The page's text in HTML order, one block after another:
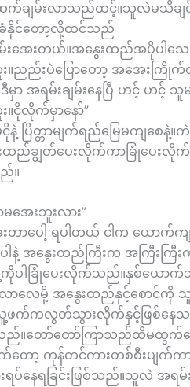
က်ချမ်းလာသည်ထင့်။သူလဲမသိခ
ခံနိုင်တော့လို့ထင်သည်
းအေးတယ်။အနွေးထည်အပိုပါသေ
း။ညည်းပဲပြောတော့ အအေးကြို
ဒီမှာ အရမ်းချမ်းနေပြီ ဟင့် ဟင့်
။ငိုလိုက်မှာနော်”
နဲ့ ပြိတ္တာမျက်ရည်မြေမကျစေနဲ့။ကဲ
ည်ချွတ်ပေးလိုက်ကာခြုံပေးလိုက်
။
အေးဘူးလား”
ာပေါ့ ရပါတယ် ငါက ယောက်ကျ
နဲ့ အနွေးထည်ကြီးက အကြီးကြီ
သူ့ကိုပါခြုံပေးလိုက်သည်။နှစ်ယ
ာလေမို့ အနွေးထည်နှင့်စေ
ကလွတ်သွားလိုက်နှင့်ဖြစ်နေသည်
ည်။တော်တော်ကြာသည်ထိမထွက်
တော့ ကုန်တင်ကားတစ်စီးပျက်
းရပ်နေရခြင်းဖြစ်သည်။သူလဲ အ